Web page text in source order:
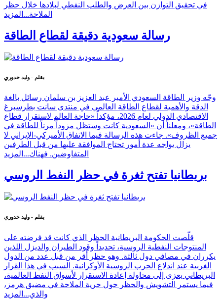
في تحقيق التوازن بين العرض والطلب النفطي لبلادها خلال حظر
الملاحة... المزيد
رسالة سعودية دقيقة لقطاع الطاقة
بقلم - وليد خدوري
وجّه وزير الطاقة السعودي الأمير عبد العزيز بن سلمان رسائل بالغة
الدقة والأهمية لقطاع الطاقة العالمي في منتدى سانت بطرسبرغ
الاقتصادي الدولي لعام 2026، مؤكداً «حاجة العالم لاستقرار قطاع
الطاقة»، ومعلناً أن «السعودية كانت وستظل مزوداً مرناً للطاقة في
جميع الظروف». جاءت هذه الرسالة فيما الاتفاق الأميركي-الإيراني لا
يزال يواجه عدة أمور تحتاج الموافقة عليها من قبل الطرفين
المتفاوضين. فهناك... المزيد
بريطانيا تفتح ثغرة في حظر النفط الروسي
بقلم - وليد خدوري
قلّصت الحكومة البريطانية الحظر الذي كانت قد فرضته على
المنتوجات النفطية الروسية، تحديداً وقود الطيران والديزل اللذين
يكرران في مصافي دول ثالثة. وهو حظر أُقر من قبل عدد من الدول
الغربية عند اندلاع الحرب الروسية الأوكرانية. السبب في هذا القرار
البريطاني يعزى إلى محاولة إعادة الاستقرار لأسواق النفط العالمية،
فيما يستمر التشويش والحظر حول حرية الملاحة في مضيق هرمز،
والذي... المزيد